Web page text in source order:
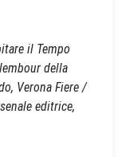
il Tempo
della
Verona Fiere /
editrice,